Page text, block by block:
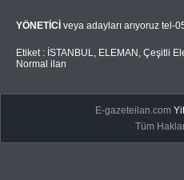
YÖNETİCİ veya adayları arıyoruz tel-
Etiket : İSTANBUL, ELEMAN , Çeşitli
Normal ilan
E-gazeteilan.com
Tüm